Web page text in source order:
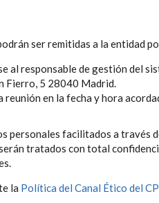
ser remitidas a la entidad
al responsable de gestión del
Fierro, 5 28040 Madrid.
reunión en la fecha y hora
personales facilitados a través
tratados con total
la Política del Canal Ético del